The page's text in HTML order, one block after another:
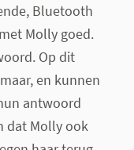
Bluetooth
Molly goed.
Op dit
en kunnen
antwoord
dat Molly ook